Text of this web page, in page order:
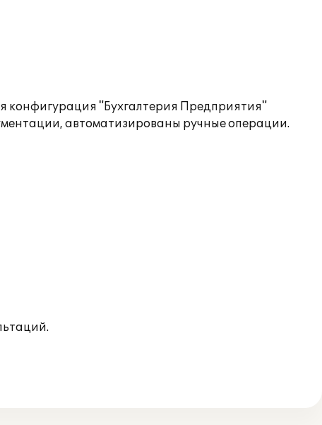
"Бухгалтерия Предприятия"
автоматизированы ручные операции.